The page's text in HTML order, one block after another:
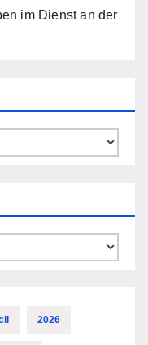
im Dienst an der
2026